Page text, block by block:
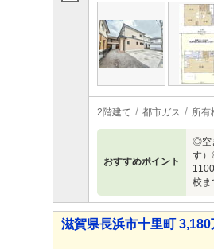
2階建て 都市ガス 所有
おすすめポイント
◎空
す
校ま
滋賀県長浜市十里町